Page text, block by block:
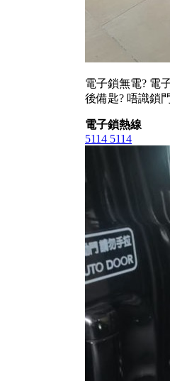
電子鎖無電? 電
後備匙? 唔識鎖
電子鎖熱線
5114 5114